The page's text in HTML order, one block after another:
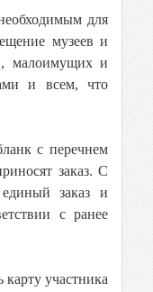
для
музеев и
малоимущих и
и всем, что
с перечнем
заказ. С
единый заказ и
с ранее
участника